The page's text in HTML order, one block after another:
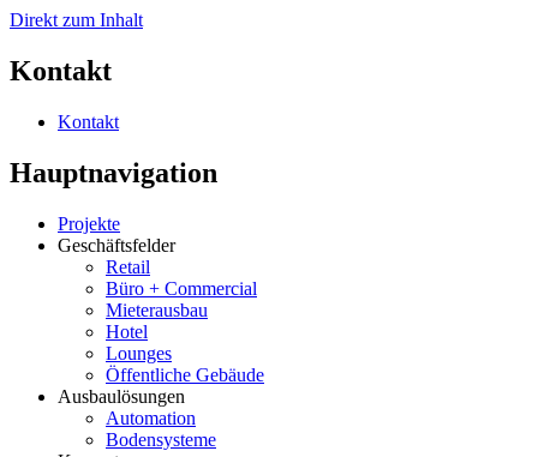
Direkt zum Inhalt
Kontakt
Kontakt
Hauptnavigation
Projekte
Geschäftsfelder
Retail
Büro + Commercial
Mieterausbau
Hotel
Lounges
Öffentliche Gebäude
Ausbaulösungen
Automation
Bodensysteme